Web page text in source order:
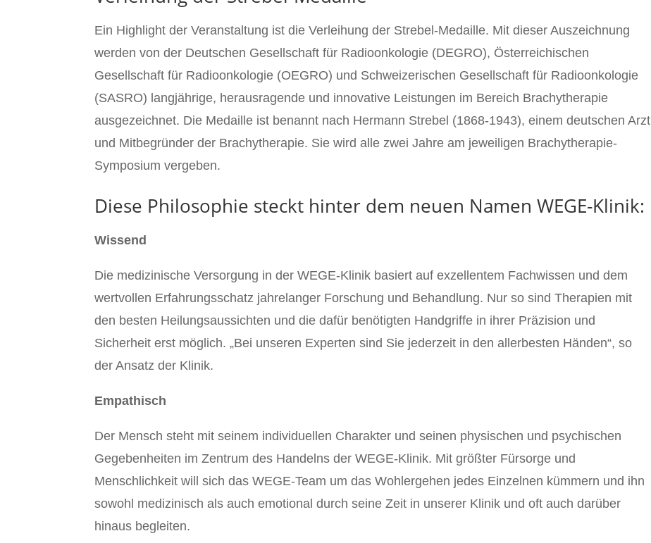
Ein Highlight der Veranstaltung ist die Verleihung der Strebel-Medaille. Mit dieser Auszeichnung
werden von der Deutschen Gesellschaft für Radioonkologie (DEGRO), Österreichischen
Gesellschaft für Radioonkologie (OEGRO) und Schweizerischen Gesellschaft für Radioonkologie
(SASRO) langjährige, herausragende und innovative Leistungen im Bereich Brachytherapie
ausgezeichnet. Die Medaille ist benannt nach Hermann Strebel (1868-1943), einem deutschen Arzt
und Mitbegründer der Brachytherapie. Sie wird alle zwei Jahre am jeweiligen Brachytherapie-
Symposium vergeben.
Diese Philosophie steckt hinter dem neuen Namen WEGE-Klinik:
Wissend
Die medizinische Versorgung in der WEGE-Klinik basiert auf exzellentem Fachwissen und dem
wertvollen Erfahrungsschatz jahrelanger Forschung und Behandlung. Nur so sind Therapien mit
den besten Heilungsaussichten und die dafür benötigten Handgriffe in ihrer Präzision und
Sicherheit erst möglich. „Bei unseren Experten sind Sie jederzeit in den allerbesten Händen“, so
der Ansatz der Klinik.
Empathisch
Der Mensch steht mit seinem individuellen Charakter und seinen physischen und psychischen
Gegebenheiten im Zentrum des Handelns der WEGE-Klinik. Mit größter Fürsorge und
Menschlichkeit will sich das WEGE-Team um das Wohlergehen jedes Einzelnen kümmern und ihn
sowohl medizinisch als auch emotional durch seine Zeit in unserer Klinik und oft auch darüber
hinaus begleiten.